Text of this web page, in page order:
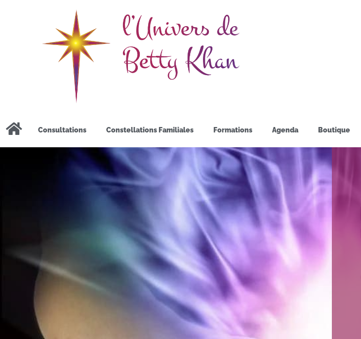
Consultations Constellations Familiales Formations Agenda Boutique